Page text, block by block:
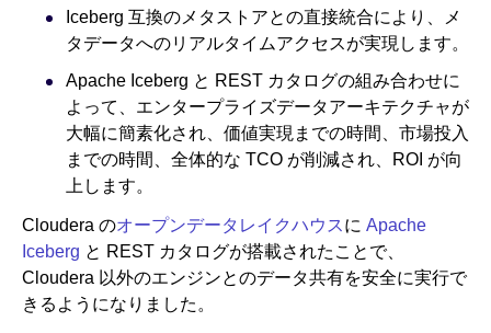
Iceberg 互換のメタストアとの直接統合により、メ
タデータへのリアルタイムアクセスが実現します。
Apache Iceberg と REST カタログの組み合わせに
よって、エンタープライズデータアーキテクチャが
大幅に簡素化され、価値実現までの時間、市場投入
までの時間、全体的な TCO が削減され、ROI が向
上します。
Cloudera のオープンデータレイクハウスに Apache
Iceberg と REST カタログが搭載されたことで、
Cloudera 以外のエンジンとのデータ共有を安全に実行で
きるようになりました。